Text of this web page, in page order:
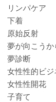
リンパケア
下着
原始反射
夢が向こう
夢診断
女性性的ビジ
女性性開花
子育て